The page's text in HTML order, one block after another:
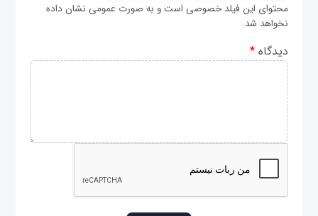
محتوای این فیلد خصوصی است و به صورت عمومی نشان داده
نخواهد شد.
دیدگاه*